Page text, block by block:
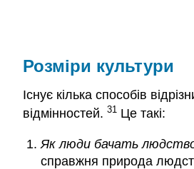
Розміри культури
Існує кілька способів
відмінностей. 31 Це такі:
Як люди бачать
справжня природа